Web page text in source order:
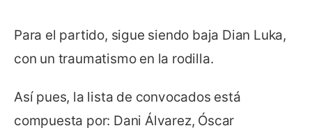
Para el partido, sigue siendo baja Dian Luka,
con un traumatismo en la rodilla.
Así pues, la lista de convocados está
compuesta por: Dani Álvarez, Óscar